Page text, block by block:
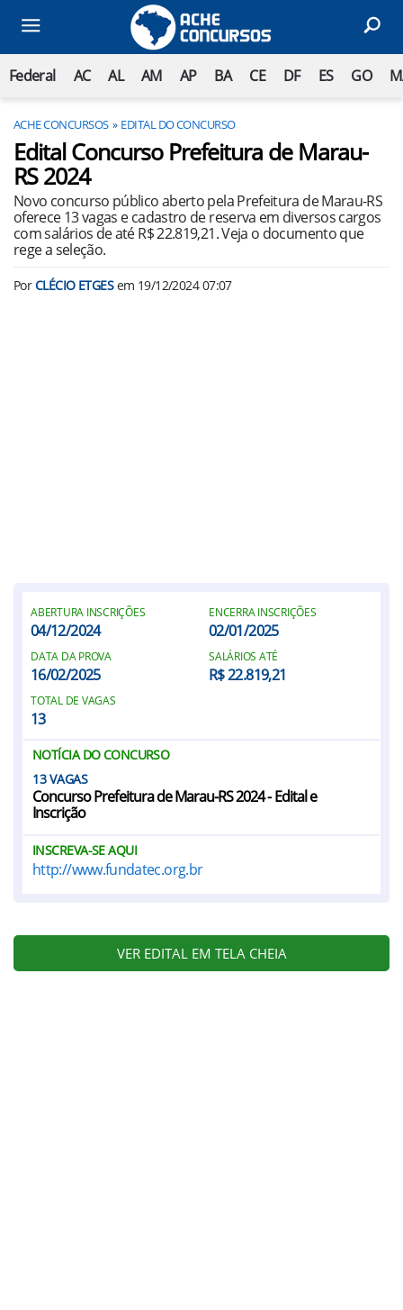
Federal AC AL AM AP BA CE DF ES GO
ACHE CONCURSOS EDITAL DO CONCURSO
Edital Concurso Prefeitura de Marau-
RS 2024
Novo concurso público aberto pela Prefeitura de Marau-RS
oferece 13 vagas e cadastro de reserva em diversos cargos
com salários de até R$ 22.819,21. Veja o documento que
rege a seleção.
PorCLÉCIO ETGESem 19/12/2024 07:07
ABERTURA INSCRIÇÕES
04/12/2024
ENCERRA INSCRIÇÕES
02/01/2025
DATA DA PROVA
16/02/2025
SALÁRIOS ATÉ
R$ 22.819,21
TOTAL DE VAGAS
13
NOTÍCIA DO CONCURSO
13
Concurso Prefeitura de Marau-RS 2024 - Edital e
Inscrição
INSCREVA-SE AQUI
http://www.fundatec.org.br
VER EDITAL EM TELA CHEIA